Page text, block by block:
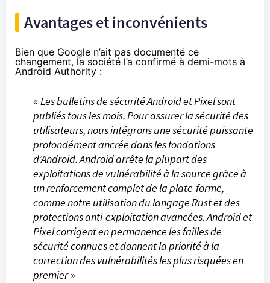
Avantages et inconvénients
Bien que Google n’ait pas documenté ce
changement, la société l’a confirmé à demi-mots à
Android Authority :
« Les bulletins de sécurité Android et Pixel sont
publiés tous les mois. Pour assurer la sécurité des
utilisateurs, nous intégrons une sécurité puissante
profondément ancrée dans les fondations
d’Android. Android arrête la plupart des
exploitations de vulnérabilité à la source grâce à
un renforcement complet de la plate-forme,
comme notre utilisation du langage Rust et des
protections anti-exploitation avancées. Android et
Pixel corrigent en permanence les failles de
sécurité connues et donnent la priorité à la
correction des vulnérabilités les plus risquées en
premier»